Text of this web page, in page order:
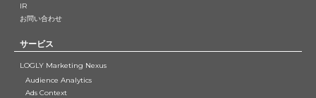
IR
お問い合わせ
サービス
LOGLY Marketing Nexus
Audience Analytics
Ads Context